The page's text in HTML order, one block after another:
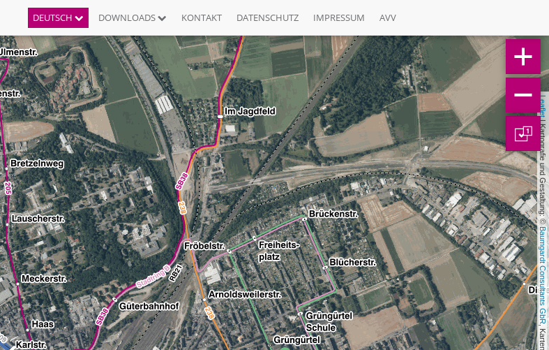
DEUTSCH DOWNLOADS KONTAKT DATENSCHUTZ IMPRESSUM AVV
Leaflet
| Kartografie und Gestaltung: ©
Baumgardt Consultants GbR
1